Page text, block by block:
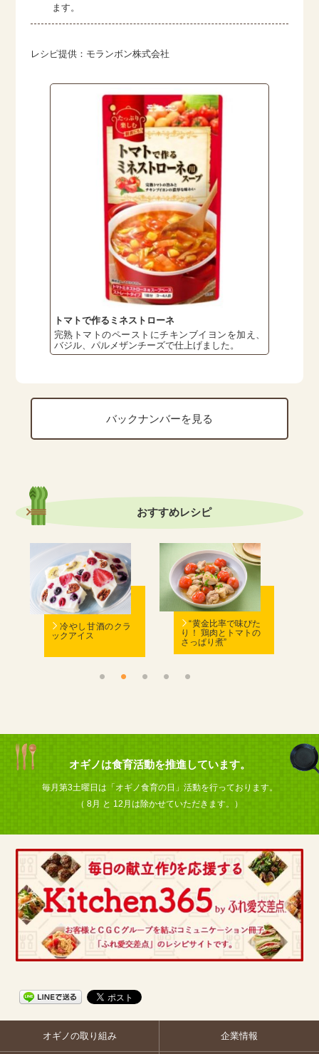
ます。
レシピ提供：モランボン株式会社
トマトで作るミネストローネ
完熟トマトのペーストにチキンブイヨンを加え、
バジル、パルメザンチーズで仕上げました。
バックナンバーを見る
おすすめレシピ
冷やし甘酒のクラ
ックアイス
“黄金比率で味ぴた
り！ 鶏肉とトマトの
さっぱり煮”
オギノは食育活動を推進しています。
毎月第3土曜日は「オギノ食育の日」活動を行っております。
（ 8月 と 12月は除かせていただきます。）
オギノの取り組み 企業情報